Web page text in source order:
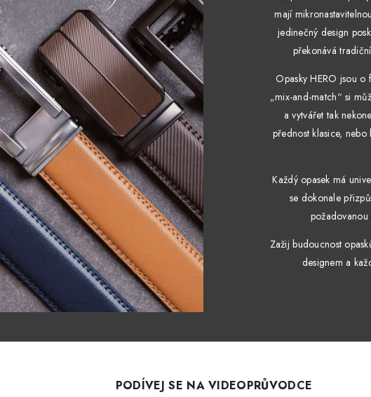
mají
jedinečný design
překonává
Opasky HERO jsou o
„mix-and-match“ si
a vytvářet tak
přednost klasice,
Každý opasek má
se dokonale
požadovanou
Zažij budoucnost
designem a
PODÍVEJ SE NA VIDEOPRŮVODCE